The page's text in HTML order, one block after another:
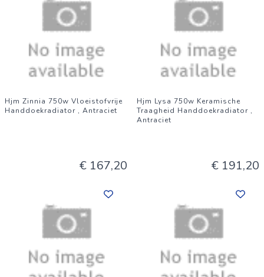
Hjm Zinnia 750w Vloeistofvrije
Handdoekradiator , Antraciet
€ 167,20
Hjm Lysa 750w Keramische
Traagheid Handdoekradiator ,
Antraciet
€ 191,20